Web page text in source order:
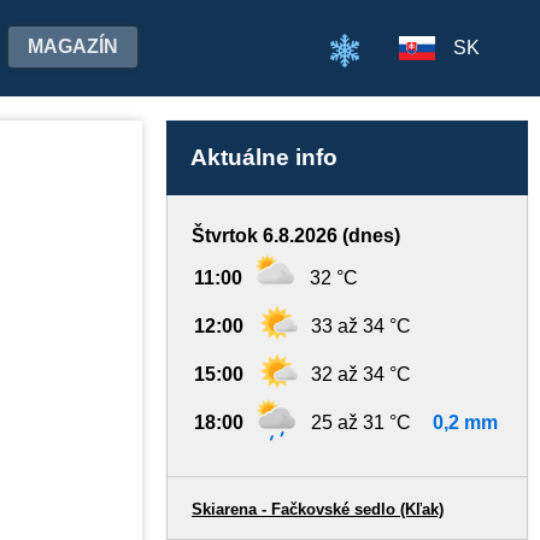
MAGAZÍN SK
Aktuálne info
Štvrtok 6.8.2026 (dnes)
11:00 32 °C
12:00 33 až 34 °C
15:00 32 až 34 °C
18:00 25 až 31 °C 0,2 mm
Skiarena - Fačkovské sedlo (Kľak)